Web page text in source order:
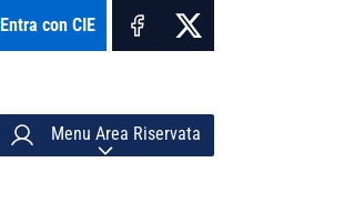
Entra con CIE
Menu Area Riservata